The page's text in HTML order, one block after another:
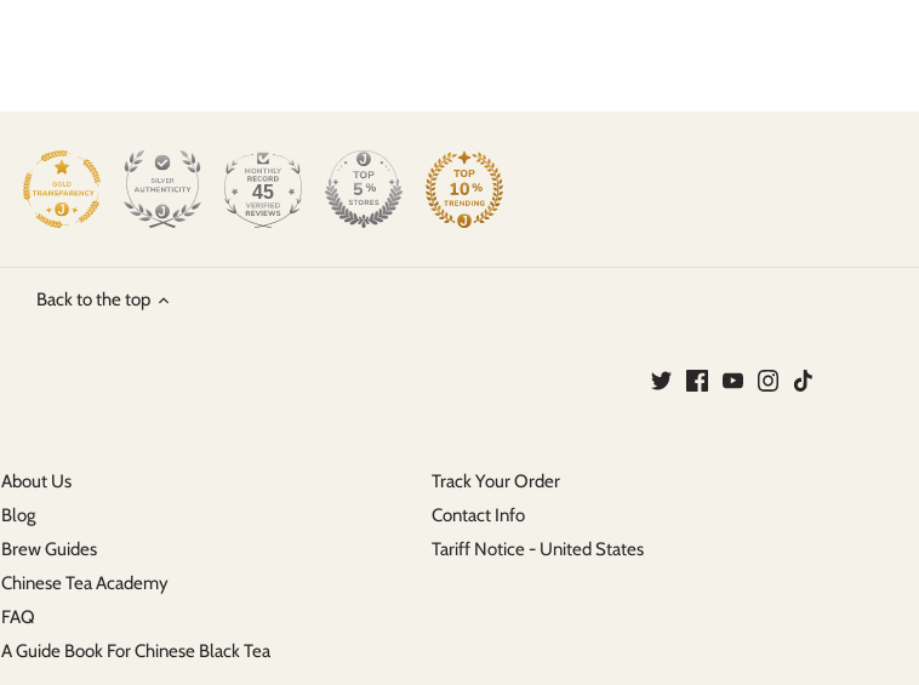
45
Back to the top
About Us
Blog
Brew Guides
Chinese Tea Academy
FAQ
A Guide Book For Chinese Black Tea
Track Your Order
Contact Info
Tariff Notice - United States